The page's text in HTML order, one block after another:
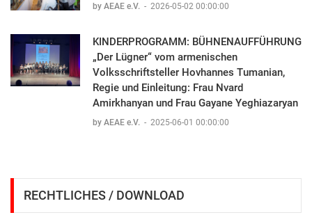
by AEAE e.V. - 2026-05-02 00:00:00
KINDERPROGRAMM: BÜHNENAUFFÜHRUNG
„Der Lügner“ vom armenischen
Volksschriftsteller Hovhannes Tumanian,
Regie und Einleitung: Frau Nvard
Amirkhanyan und Frau Gayane Yeghiazaryan
by AEAE e.V. - 2025-06-01 00:00:00
RECHTLICHES / DOWNLOAD